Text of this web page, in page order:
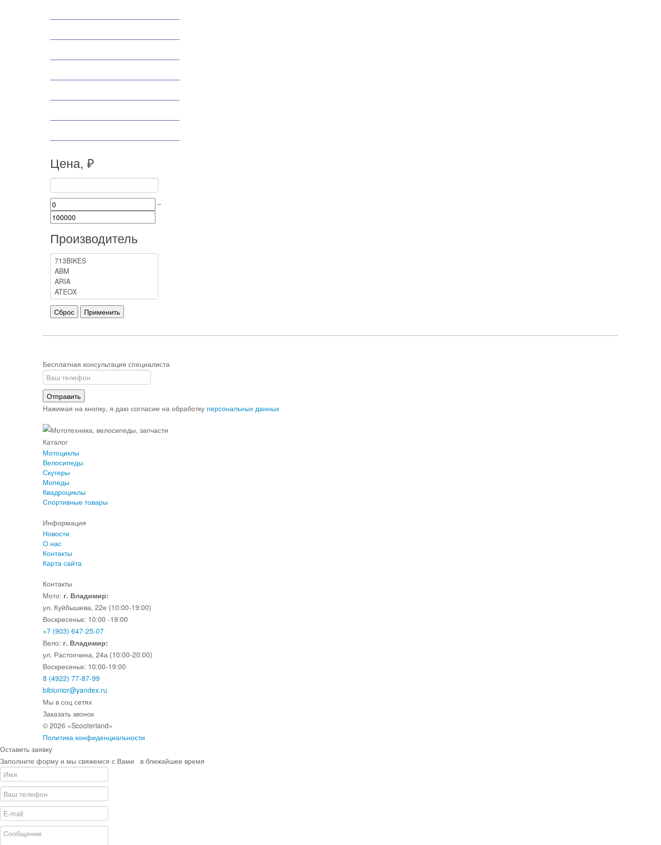
Цена, ₽
–
Производитель
Бесплатная консультация специалиста
Отправить
Нажимая на кнопку, я даю согласие на обработку персональных данных
Каталог
Мотоциклы
Велосипеды
Скутеры
Мопеды
Квадроциклы
Спортивные товары
Информация
Новости
О нас
Контакты
Карта сайта
Контакты
Мото: г. Владимир:
ул. Куйбышева, 22е (10:00-19:00)
Воскресенье: 10:00 -19:00
+7 (903) 647-25-07
Вело: г. Владимир:
ул. Растопчина, 24а (10:00-20:00)
Воскресенье: 10:00-19:00
8 (4922) 77-87-99
bibiunior@yandex.ru
Мы в соц сетях
Заказать звонок
© 2026 «Scooterland»
Политика конфиденциальности
Оставить заявку
Заполните форму и мы свяжемся с Вами в ближайшее время